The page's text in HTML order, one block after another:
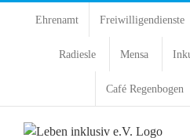
Ehrenamt Freiwilligendienste
Radiesle Mensa
Café Regenbogen